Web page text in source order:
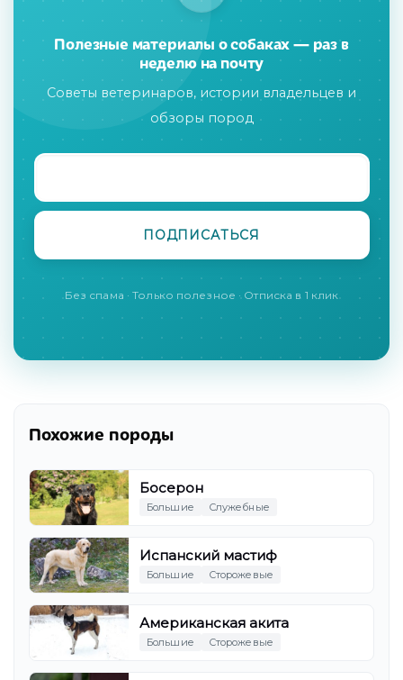
Полезные материалы о собаках — раз в
неделю на почту
Советы ветеринаров, истории владельцев и
обзоры пород
Без спама · Только полезное · Отписка в 1 клик
Похожие породы
Босерон
Большие Служебные
Испанский мастиф
Большие Сторожевые
Американская акита
Большие Сторожевые